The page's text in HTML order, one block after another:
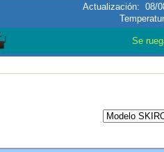
Actualización: 08/
Se